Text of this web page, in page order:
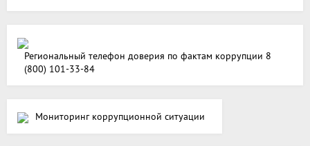
Региональный телефон доверия по фактам коррупции 8
(800) 101-33-84
Мониторинг коррупционной ситуации